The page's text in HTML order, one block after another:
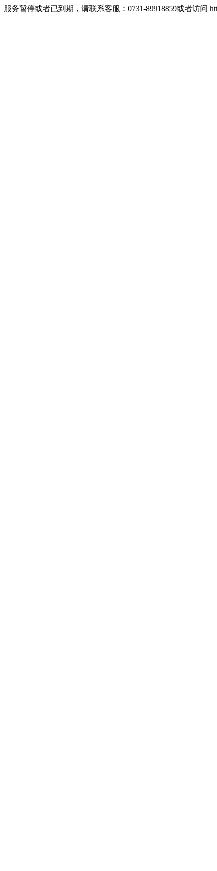
服务暂停或者已到期，请联系客服：0731-89918859或者访问